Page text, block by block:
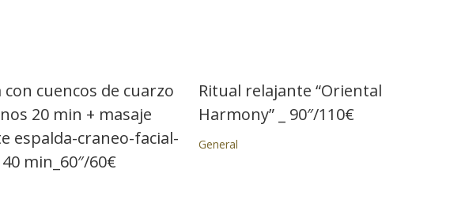
cuencos de cuarzo
20 min + masaje
espalda-craneo-facial-
min_60″/60€
Ritual relajante “Oriental
Harmony” _ 90″/110€
General